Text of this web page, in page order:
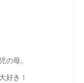
の母。
好き！